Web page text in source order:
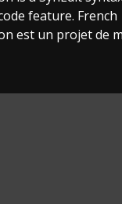
feature. French
est un projet de